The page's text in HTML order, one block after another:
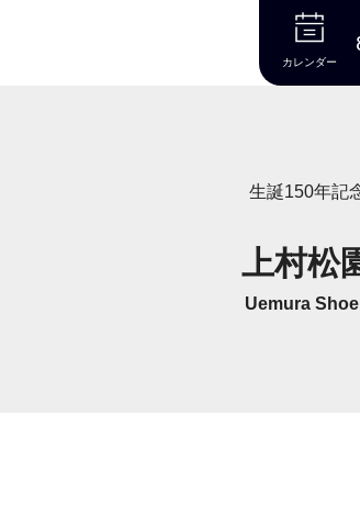
本文へ
カレンダー
生誕150年記
上村松
Uemura